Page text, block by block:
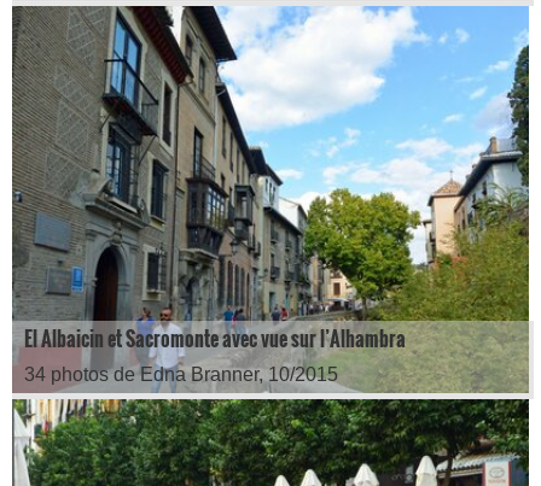
El Albaicin et Sacromonte avec vue sur l’Alhambra
34 photos de Edna Branner, 10/2015